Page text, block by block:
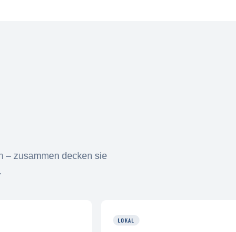
– zusammen decken sie
LOKAL